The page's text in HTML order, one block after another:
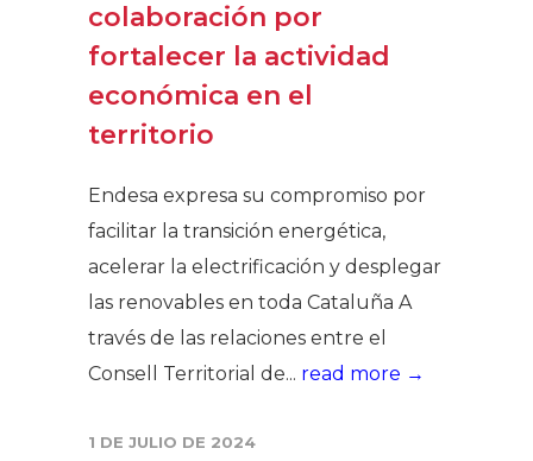
colaboración por
fortalecer la actividad
económica en el
territorio
Endesa expresa su compromiso por
facilitar la transición energética,
acelerar la electrificación y desplegar
las renovables en toda Cataluña A
través de las relaciones entre el
Consell Territorial de... read more →
1 DE JULIO DE 2024